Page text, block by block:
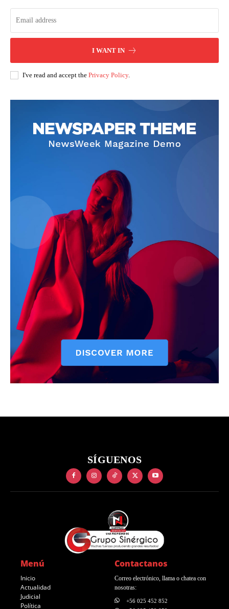
I WANT IN
I've read and accept the Privacy Policy.
SÍGUENOS
Menú
Inicio
Actualidad
Judicial
Política
Contactanos
Correo electrónico, llama o chatea con
nosotras:
+56 025 452 852